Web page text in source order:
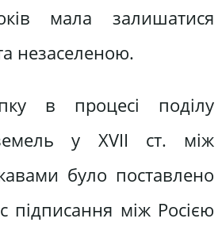
мала залишатися
незаселеною.
в процесі поділу
земель у XVII ст. між
було поставлено
підписання між Росією